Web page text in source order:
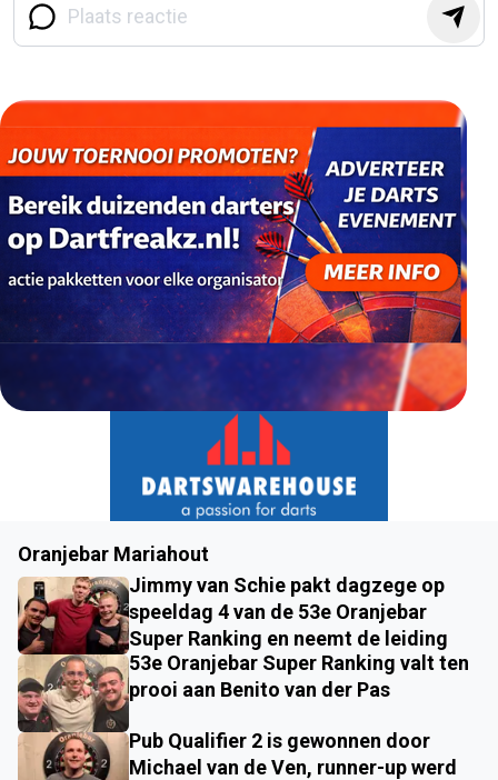
Oranjebar Mariahout
Jimmy van Schie pakt dagzege op
speeldag 4 van de 53e Oranjebar
Super Ranking en neemt de leiding
53e Oranjebar Super Ranking valt ten
prooi aan Benito van der Pas
Pub Qualifier 2 is gewonnen door
Michael van de Ven, runner-up werd